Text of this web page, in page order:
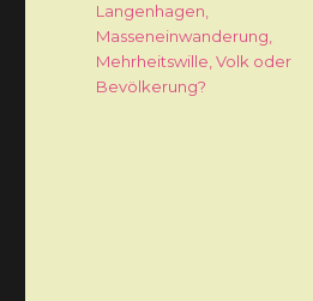
Langenhagen
Masseneinwanderung
Mehrheitswille ,Volk oder
Bevölkerung?